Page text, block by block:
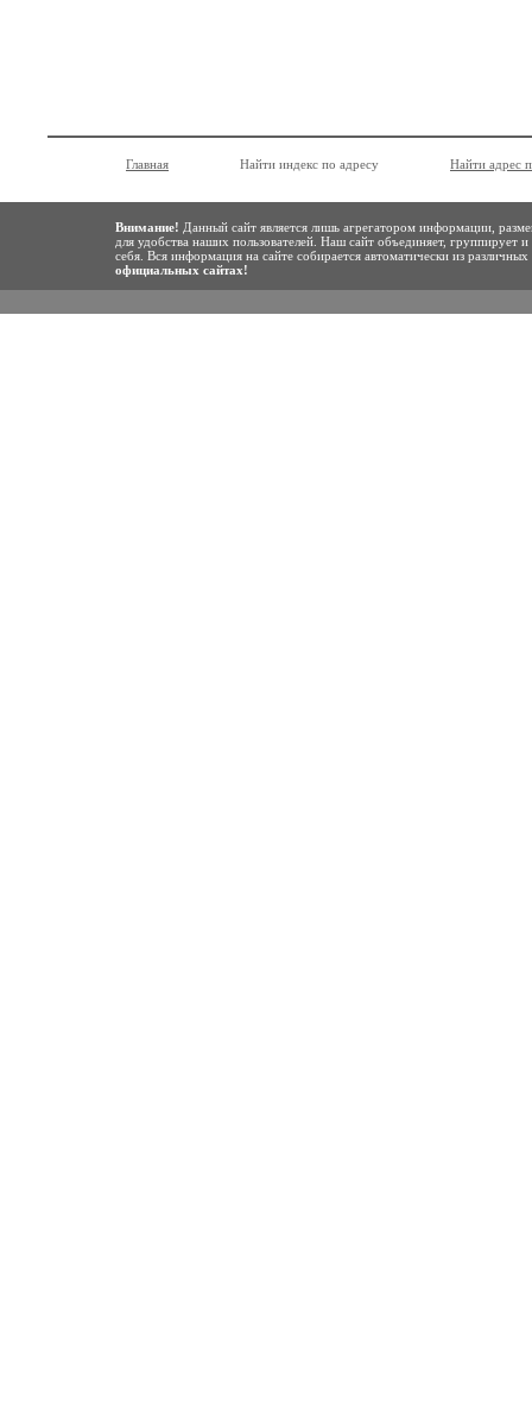
Главная Найти индекс по адресу Найти адрес
Внимание! Данный сайт является лишь агрегатором информации,
для удобства наших пользователей. Наш сайт объединяет,
себя. Вся информация на сайте собирается автоматически из
официальных сайтах!